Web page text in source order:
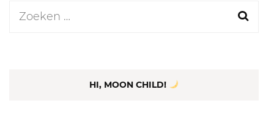
Zoeken
HI, MOON CHILD!